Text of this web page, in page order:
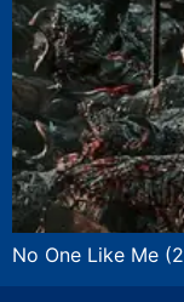
No One Like Me